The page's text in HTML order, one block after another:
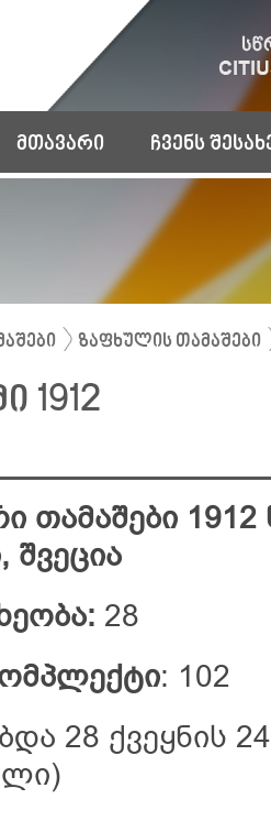
მთავარი ჩვენს
ზაფხულის თამაშები
1912
თამაშები 1912
28
: 102
28 ქვეყნის